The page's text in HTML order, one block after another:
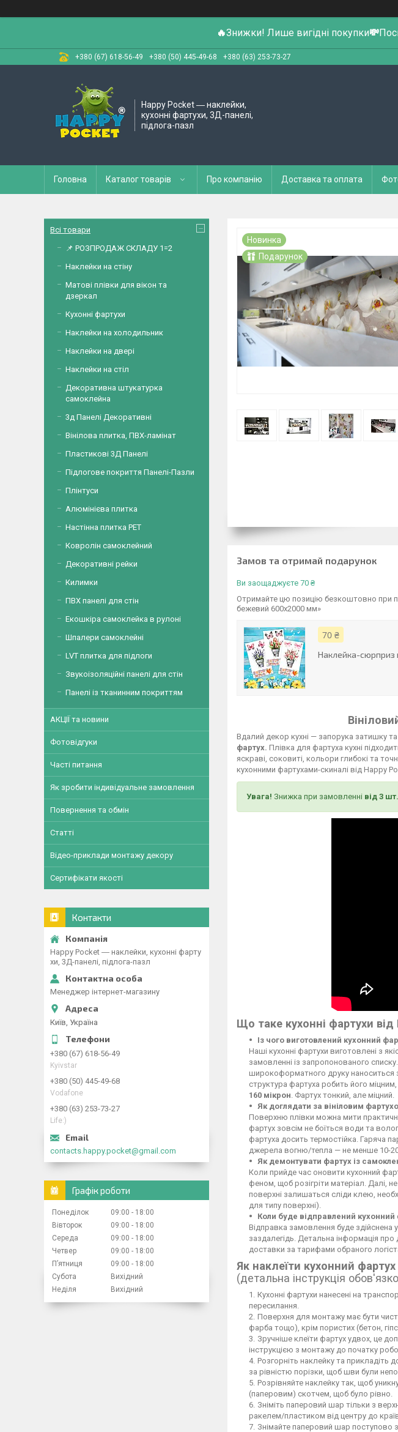
🔥Знижки! Лише вигідні покупки💸
+380 (67) 618-56-49 +380 (50) 445-49-68 +380 (63) 253-73-27
Happy Pocket ― наклейки,
кухонні фартухи, 3Д-панелі,
підлога-пазл
Головна Каталог товарів Про компанію Доставка та оплата
Подарунок
Новинка
Замов та отримай подарунок
Ви заощаджуєте 70 ₴
Отримайте цю позицію безкоштовно при
бежевий 600х2000 мм»
70 ₴
Наклейка-сюрприз
Вдалий декор кухні — запорука затишку
фартух. Плівка для фартуха кухні
яскраві, соковиті, кольори глибокі та
кухонними фартухами-скиналі від Happy
Увага! Знижка при замовленні від 3 шт.
Що таке кухонні фартухи
Із чого виготовлений кухонний
Наші кухонні фартухи виготовлені з
замовленні із запропонованого
широкоформатного друку наноситься
структура фартуха робить його
160 мікрон . Фартух тонкий, але міцний.
Як доглядати за вініловим
Поверхню плівки можна мити
фартух зовсім не боїться води та
фартуха досить термостійка. Гаряча
джерела вогню/тепла — не менше 10-
Як демонтувати фартух із
Коли прийде час оновити кухонний
феном, щоб розігріти матеріал. Далі,
поверхні залишаться сліди клею,
для типу поверхні).
Коли буде відправлений кухонний
Відправка замовлення буде здійснена
заздалегідь. Детальна інформація
доставки за тарифами обраного
Як наклеїти кухонний фартух
(детальна інструкція
Кухонні фартухи нанесені на
пересилання.
Поверхня для монтажу має бути
фарба тощо), крім пористих (бетон,
Зручніше клеїти фартух удвох, це
інструкцією з монтажу до початку
Розгорніть наклейку та прикладіть
за рівністю порізки, щоб шви були
Розрівняйте наклейку так, щоб
(паперовим) скотчем, щоб було рівно.
Зніміть паперовий шар тільки з
ракелем/пластиком від центру до
Знімайте паперовий шар
Всі товари
📌 РОЗПРОДАЖ СКЛАДУ 1=2
Наклейки на стіну
Матові плівки для вікон та
дзеркал
Кухонні фартухи
Наклейки на холодильник
Наклейки на двері
Наклейки на стіл
Декоративна штукатурка
самоклейна
3д Панелі Декоративні
Вінілова плитка, ПВХ-ламінат
Пластикові 3Д Панелі
Підлогове покриття Панелі-Пазли
Плінтуси
Алюмінієва плитка
Настінна плитка PET
Ковролін самоклейний
Декоративні рейки
Килимки
ПВХ панелі для стін
Екошкіра самоклейка в рулоні
Шпалери самоклейні
LVT плитка для підлоги
Звукоізоляційні панелі для стін
Панелі із тканинним покриттям
АКЦІЇ та новини
Фотовідгуки
Часті питання
Як зробити індивідуальне замовлення
Повернення та обмін
Статті
Відео-приклади монтажу декору
Сертифікати якості
Контакти
Happy Pocket ― наклейки, кухонні фарту
хи, 3Д-панелі, підлога-пазл
Менеджер інтернет-магазину
Київ, Україна
+380 (67) 618-56-49
Kyivstar
+380 (50) 445-49-68
Vodafone
+380 (63) 253-73-27
Life:)
contacts.happy.pocket@gmail.com
Графік роботи
Понеділок 09:00
18:00
Вівторок
09:00
18:00
Середа
09:00
18:00
Четвер
09:00
18:00
Пʼятниця
09:00
18:00
Субота
Вихідний
Неділя
Вихідний